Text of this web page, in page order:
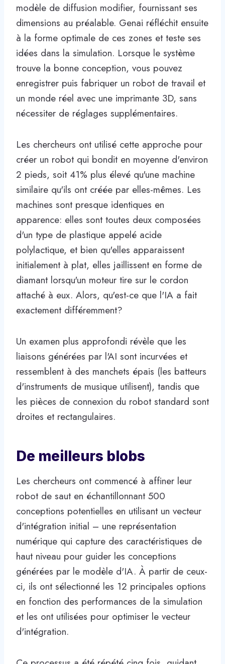
modèle de diffusion modifier, fournissant ses
dimensions au préalable. Genai réfléchit ensuite
à la forme optimale de ces zones et teste ses
idées dans la simulation. Lorsque le système
trouve la bonne conception, vous pouvez
enregistrer puis fabriquer un robot de travail et
un monde réel avec une imprimante 3D, sans
nécessiter de réglages supplémentaires.
Les chercheurs ont utilisé cette approche pour
créer un robot qui bondit en moyenne d'environ
2 pieds, soit 41% plus élevé qu'une machine
similaire qu'ils ont créée par elles-mêmes. Les
machines sont presque identiques en
apparence: elles sont toutes deux composées
d'un type de plastique appelé acide
polylactique, et bien qu'elles apparaissent
initialement à plat, elles jaillissent en forme de
diamant lorsqu'un moteur tire sur le cordon
attaché à eux. Alors, qu'est-ce que l'IA a fait
exactement différemment?
Un examen plus approfondi révèle que les
liaisons générées par l'AI sont incurvées et
ressemblent à des manchets épais (les batteurs
d'instruments de musique utilisent), tandis que
les pièces de connexion du robot standard sont
droites et rectangulaires.
De meilleurs blobs
Les chercheurs ont commencé à affiner leur
robot de saut en échantillonnant 500
conceptions potentielles en utilisant un vecteur
d'intégration initial – une représentation
numérique qui capture des caractéristiques de
haut niveau pour guider les conceptions
générées par le modèle d'IA. À partir de ceux-
ci, ils ont sélectionné les 12 principales options
en fonction des performances de la simulation
et les ont utilisées pour optimiser le vecteur
d'intégration.